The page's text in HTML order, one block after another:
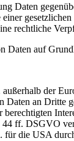
Daten
rechtliche
auf
der
an Dritte
44 ff. DSGVO
für die USA